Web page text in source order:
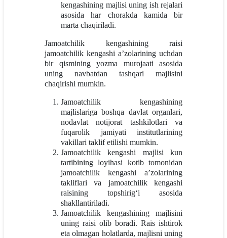
kengashining majlisi uning ish rejalari
asosida har chorakda kamida bir
marta chaqiriladi.
Jamoatchilik kengashining raisi
jamoatchilik kengashi a’zolarining uchdan
bir qismining yozma murojaati asosida
uning navbatdan tashqari majlisini
chaqirishi mumkin.
Jamoatchilik kengashining
majlislariga boshqa davlat organlari,
nodavlat notijorat tashkilotlari va
fuqarolik jamiyati institutlarining
vakillari taklif etilishi mumkin.
Jamoatchilik kengashi majlisi kun
tartibining loyihasi kotib tomonidan
jamoatchilik kengashi a’zolarining
takliflari va jamoatchilik kengashi
raisining topshirig‘i asosida
shakllantiriladi.
Jamoatchilik kengashining majlisini
uning raisi olib boradi. Rais ishtirok
eta olmagan holatlarda, majlisni uning